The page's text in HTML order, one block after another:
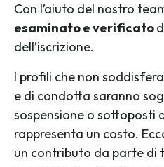
Con l’aiuto del nostro
esaminato e verificato
dell’iscrizione.
I profili che non
e di condotta saranno
sospensione o sottoposti
rappresenta un costo.
un contributo da parte di